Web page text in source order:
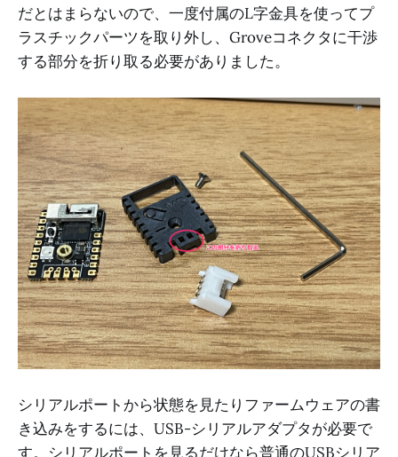
だとはまらないので、一度付属のL字金具を使ってプ
ラスチックパーツを取り外し、Groveコネクタに干渉
する部分を折り取る必要がありました。
シリアルポートから状態を見たりファームウェアの書
き込みをするには、USB-シリアルアダプタが必要で
す。シリアルポートを見るだけなら普通のUSBシリア